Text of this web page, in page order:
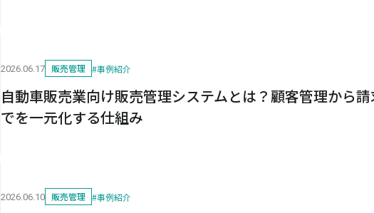
2026.06.17 販売管理 #事例紹介
自動車販売業向け販売管理システムとは？顧客管理から請
でを一元化する仕組み
2026.06.10 販売管理 #事例紹介